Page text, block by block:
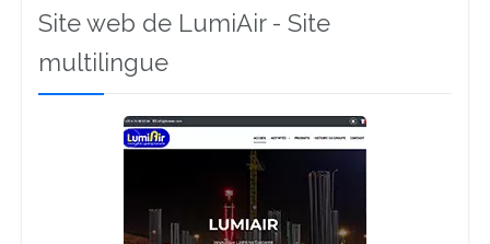
Site web de LumiAir - Site
multilingue